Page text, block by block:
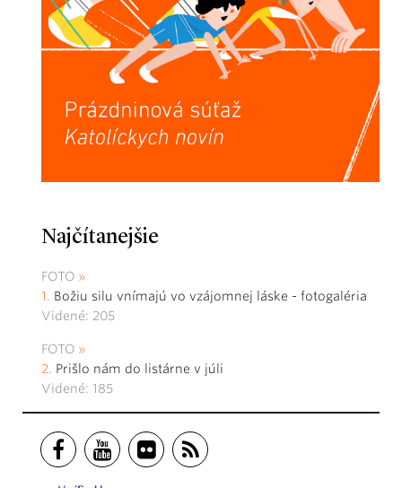
Najčítanejšie
FOTO
Božiu silu vnímajú vo vzájomnej láske - fotogaléria
Videné: 205
FOTO
Prišlo nám do listárne v júli
Videné: 185